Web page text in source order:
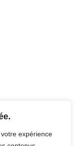
expérience